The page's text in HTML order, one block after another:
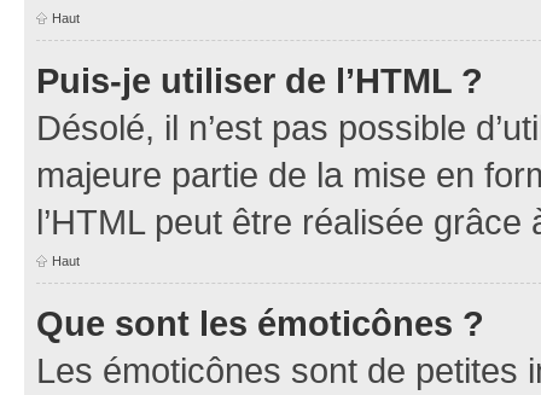
Haut
Puis-je utiliser de l’HTML ?
Désolé, il n’est pas possible
majeure partie de la mise en
l’HTML peut être réalisée grâce
Haut
Que sont les émoticônes ?
Les émoticônes sont de petites